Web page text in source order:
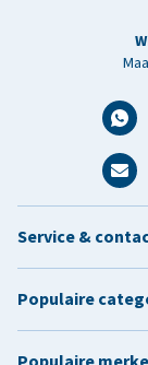
Service &
Populaire